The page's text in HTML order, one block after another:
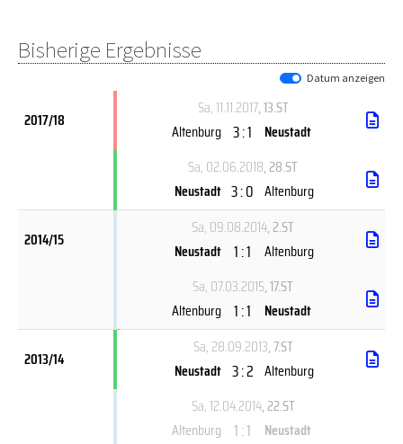
Bisherige Ergebnisse
Datum anzeigen
2017/18
Sa, 11.11.2017, 13.ST
Altenburg 3 : 1
Neustadt
Sa, 02.06.2018, 28.ST
Neustadt 3 : 0 Altenburg
2014/15
Sa, 09.08.2014, 2.ST
Neustadt 1 : 1
Altenburg
Sa, 07.03.2015, 17.ST
Altenburg 1 : 1 Neustadt
2013/14
Sa, 28.09.2013, 7.ST
Neustadt 3 : 2 Altenburg
Sa, 12.04.2014, 22.ST
Altenburg
1 : 1 Neustadt